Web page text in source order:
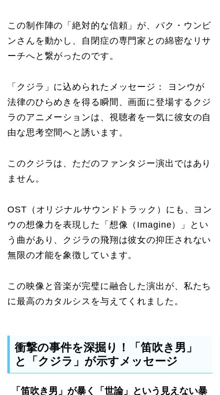
この制作陣の「絶対的な信頼」が、パク・ウンビ
ンさんを動かし、自閉症の専門家との綿密なリサ
ーチへと繋がったのです。
「クジラ」に込められたメッセージ： ヨンウが
法律のひらめきを得る瞬間、画面に登場するクジ
ラのアニメーションは、視聴者を一気に彼女の自
由な思考空間へと誘います。
このクジラは、ただのファンタジー演出ではあり
ません。
OST（オリジナルサウンドトラック）にも、ヨン
ウの想像力を表現した「想像（Imagine）」とい
う曲があり、クジラの飛翔は彼女の抑圧されない
無限の才能を象徴しています。
この映像と音楽が完璧に融合した演出が、私たち
に最高のカタルシスを与えてくれました。
衝撃の事件を深掘り！「笛吹き男」
と「クジラ」が示すメッセージ
「笛吹き男」が暴く「世論」という見えない暴